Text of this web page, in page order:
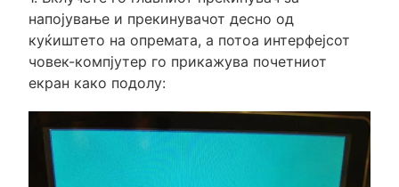
напојување и прекинувачот десно од
куќиштето на опремата, а потоа интерфејсот
човек-компјутер го прикажува почетниот
екран како подолу: